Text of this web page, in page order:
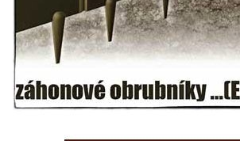
Mikulášovicích
Hillův kříž u domu čp. 436 v Mikulášovicích
Hampelův kříž západně od dolního nádraží
v Mikulášovicích
Kříž před kostelem svatých Petra a Pavla v